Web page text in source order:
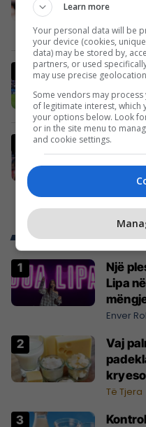
dhe
Aston
La Liga
Lista e
Trend Telegrafi
Një
Lipa
serbe
Enver
Vaj
AUV-i
Të Tjera
Learn more
Your personal data will be
your device (cookies,
data) may be stored by,
partners, or used
may use precise
Some vendors may
of legitimate interest, which
your options below. Look
or in the site menu to
and cookie settings.